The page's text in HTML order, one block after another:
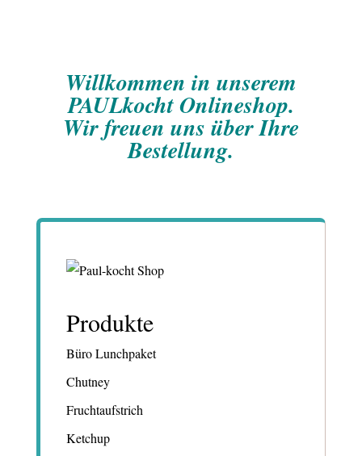
Willkommen in unserem
PAULkocht Onlineshop.
Wir freuen uns über Ihre
Bestellung.
Produkte
Büro Lunchpaket
Chutney
Fruchtaufstrich
Ketchup